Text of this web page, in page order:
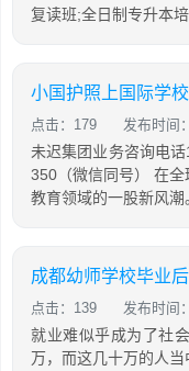
复读班;全日制专升本
小国护照上国际学校
点击：179 发布时间
未迟集团业务咨询电
350（微信同号） 在
教育领域的一股新风
成都幼师学校毕业
点击：139 发布时间
就业难似乎成为了社
万，而这几十万的人